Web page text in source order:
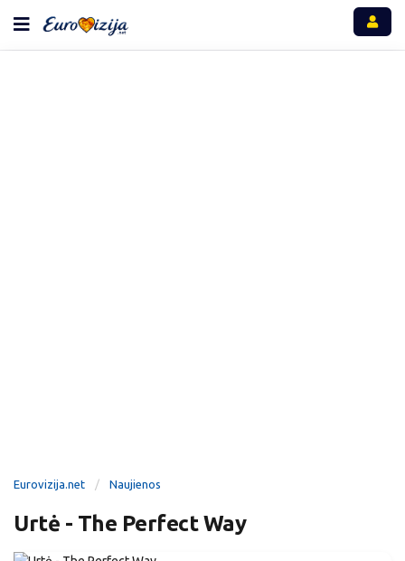
Eurovizija.net Naujienos
Urtė - The Perfect Way